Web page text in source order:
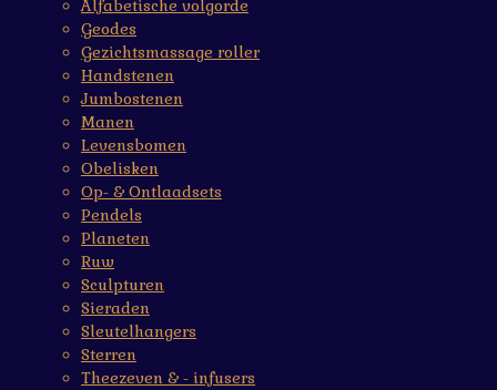
Alfabetische volgorde
Geodes
Gezichtsmassage roller
Handstenen
Jumbostenen
Manen
Levensbomen
Obelisken
Op- & Ontlaadsets
Pendels
Planeten
Ruw
Sculpturen
Sieraden
Sleutelhangers
Sterren
Theezeven & - infusers